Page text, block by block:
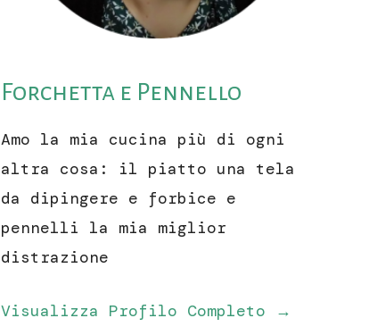
Forchetta e Pennello
Amo la mia cucina più di ogni
altra cosa: il piatto una tela
da dipingere e forbice e
pennelli la mia miglior
distrazione
Visualizza Profilo Completo →